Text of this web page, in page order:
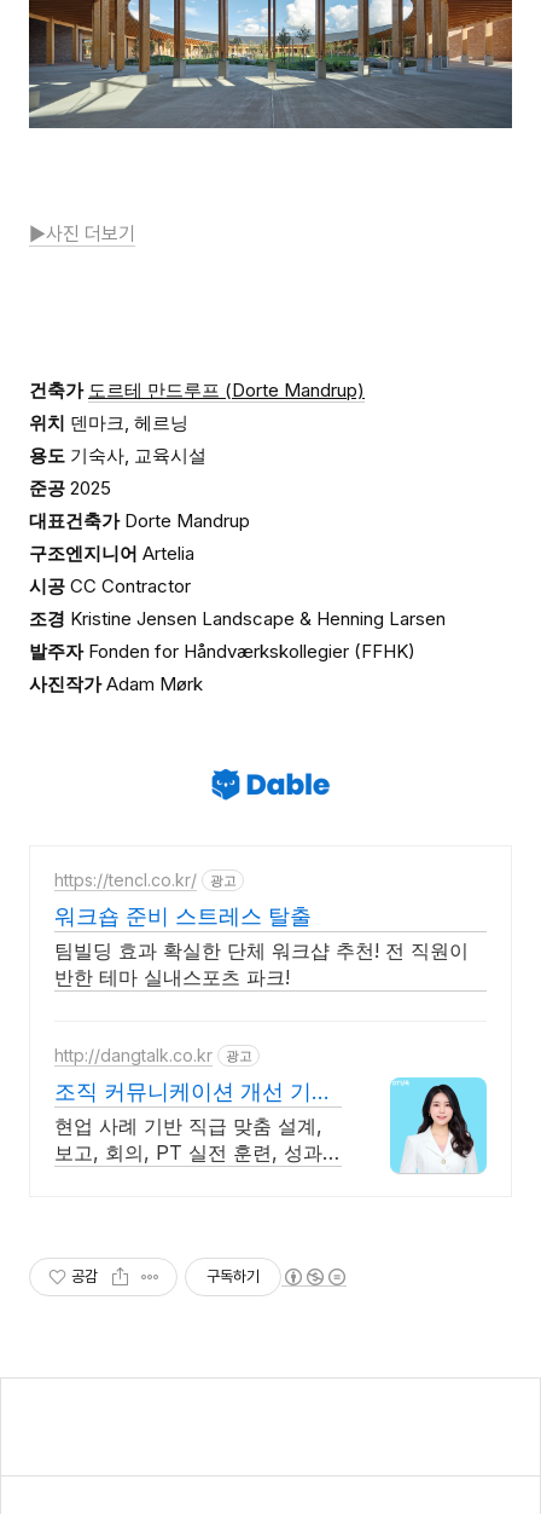
▶사진 더보기
건축가 도르테 만드루프 (Dorte Mandrup)
위치 덴마크, 헤르닝
용도 기숙사, 교육시설
준공 2025
대표건축가Dorte Mandrup
구조엔지니어 Artelia
시공 CC Contractor
조경 Kristine Jensen Landscape & Henning Larsen
발주자Fonden for Håndværkskollegier (FFHK)
사진작가Adam Mørk
https://tencl.co.kr/ 광고
워크숍 준비 스트레스 탈출
팀빌딩 효과 확실한 단체 워크샵 추천! 전 직원이
반한 테마 실내스포츠 파크!
http://dangtalk.co.kr 광고
조직 커뮤니케이션 개선 기업
맞춤형 프로그램 기획
현업 사례 기반 직급 맞춤 설계,
보고, 회의, PT 실전 훈련, 성과리
공감 구독하기